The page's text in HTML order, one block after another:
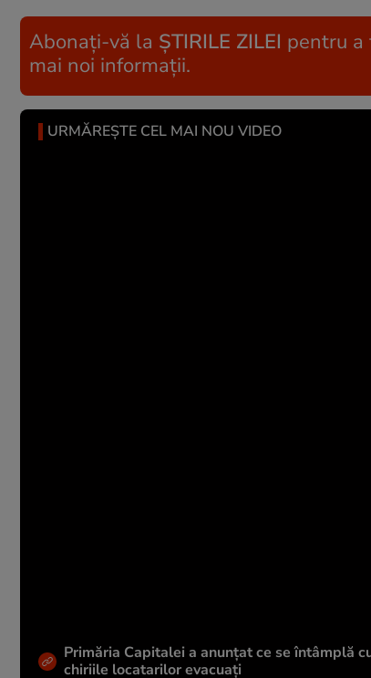
Abonați-vă la ȘTIRILE ZILEI pentru a
mai noi informații.
URMĂREȘTE CEL MAI NOU VIDEO
Primăria Capitalei a anunțat ce se întâmplă
chiriile locatarilor evacuați